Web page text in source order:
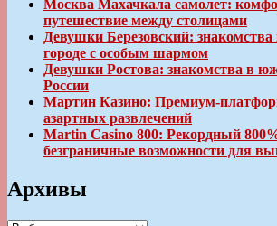
Москва Махачкала самолет:
путешествие между столицами
Девушки Березовский:
городе с особым шармом
Девушки Ростова: знакомства в
России
Мартин Казино: Премиум-
азартных развлечений
Martin Casino 800: Рекордный
безграничные возможности для
Архивы